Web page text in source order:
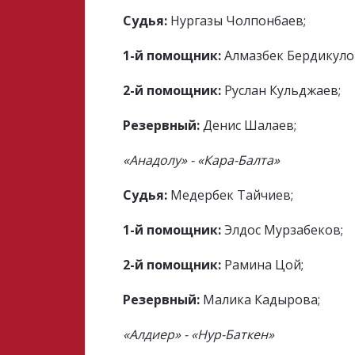
Судья: Нургазы Чолпонбаев;
1-й помощник:Алмазбек
2-й помощник: Руслан Кульджаев;
Резервный:Денис Шалаев;
«Анадолу» - «Кара-Балта»
Судья: Медербек Тайчиев;
1-й помощник:Элдос Мурзабеков;
2-й помощник: Рамина Цой;
Резервный: Малика Кадырова;
«Алдиер» - «Нур-Баткен»